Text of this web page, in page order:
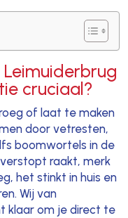
cruciaal?
of laat te maken
door vetresten,
boomwortels in de
raakt, merk
het stinkt in huis en
Wij van
klaar om je direct te